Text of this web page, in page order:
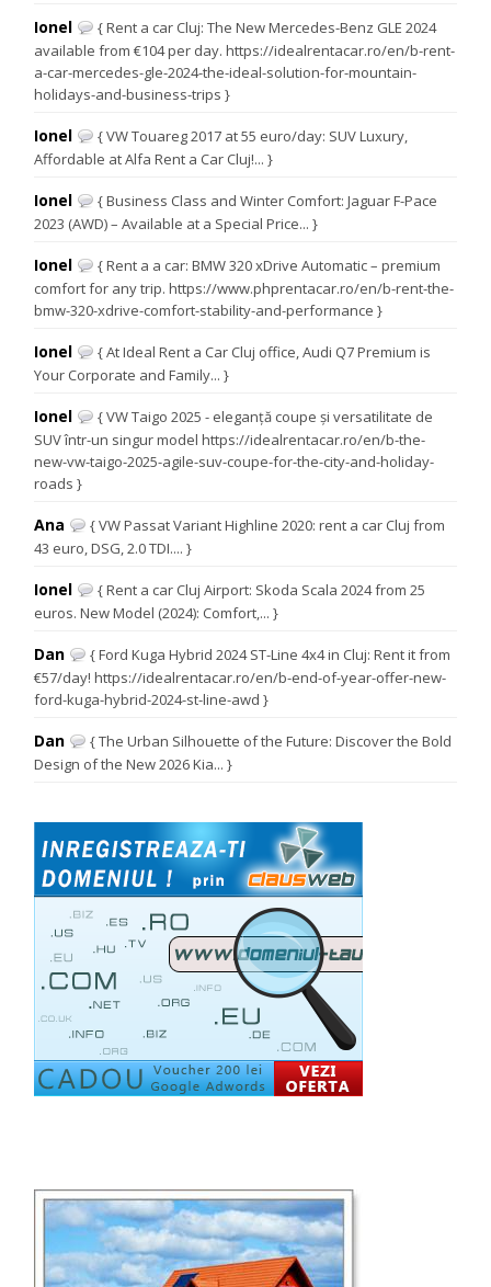
Ionel
{ Rent a car Cluj: The New Mercedes-Benz GLE 2024
available from €104 per day. https://idealrentacar.ro/en/b-rent-
a-car-mercedes-gle-2024-the-ideal-solution-for-mountain-
holidays-and-business-trips }
Ionel
{ VW Touareg 2017 at 55 euro/day: SUV Luxury,
Affordable at Alfa Rent a Car Cluj!... }
Ionel
{ Business Class and Winter Comfort: Jaguar F-Pace
2023 (AWD) – Available at a Special Price... }
Ionel
{ Rent a a car: BMW 320 xDrive Automatic – premium
comfort for any trip. https://www.phprentacar.ro/en/b-rent-the-
bmw-320-xdrive-comfort-stability-and-performance }
Ionel
{ At Ideal Rent a Car Cluj office, Audi Q7 Premium is
Your Corporate and Family... }
Ionel
{ VW Taigo 2025 - eleganță coupe și versatilitate de
SUV într-un singur model https://idealrentacar.ro/en/b-the-
new-vw-taigo-2025-agile-suv-coupe-for-the-city-and-holiday-
roads }
Ana
{ VW Passat Variant Highline 2020: rent a car Cluj from
43 euro, DSG, 2.0 TDI.... }
Ionel
{ Rent a car Cluj Airport: Skoda Scala 2024 from 25
euros. New Model (2024): Comfort,... }
Dan
{ Ford Kuga Hybrid 2024 ST-Line 4x4 in Cluj: Rent it from
€57/day! https://idealrentacar.ro/en/b-end-of-year-offer-new-
ford-kuga-hybrid-2024-st-line-awd }
Dan
{ The Urban Silhouette of the Future: Discover the Bold
Design of the New 2026 Kia... }